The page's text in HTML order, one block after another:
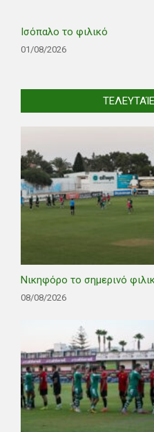
Ισόπαλο το φιλικό
01/08/2026
Νικηφόρο το σημερινό
08/08/2026